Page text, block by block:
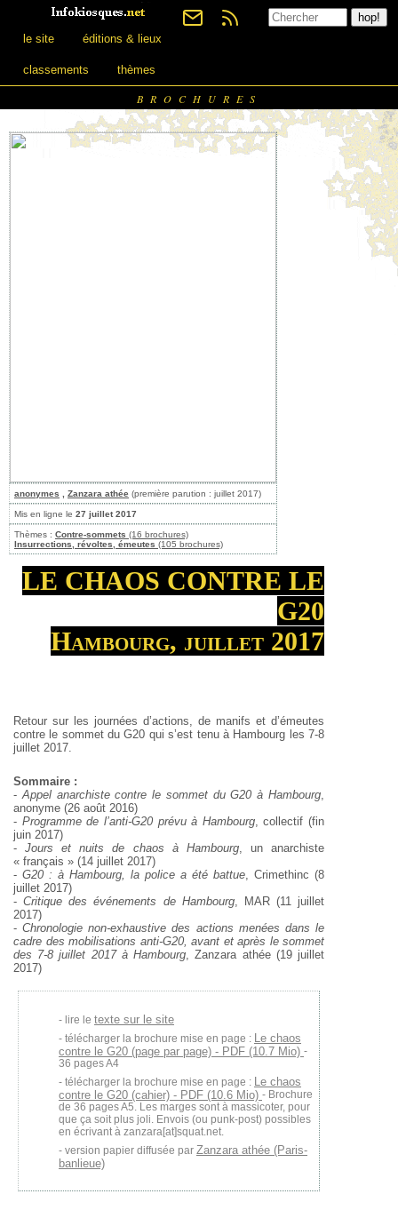
le site éditions & lieux
classements thèmes
BROCHURES
anonymes Zanzara athée (première parution : juillet 2017)
Mis en ligne le 27 juillet 2017
Thèmes : Contre-sommets (16 brochures)
Insurrections, révoltes, émeutes (105 brochures)
LE CHAOS CONTRE LE
G20
Hambourg, juillet 2017
Retour sur les journées d’actions, de manifs et d’émeutes
contre le sommet du G20 qui s’est tenu à Hambourg les 7-8
juillet 2017.
Sommaire :
-Appel anarchiste contre le sommet du G20 à Hambourg,
anonyme (26 août 2016)
- Programme de l’anti-G20 prévu à Hambourg, collectif (fin
juin 2017)
-Jours et nuits de chaos à Hambourg, un anarchiste
« français » (14 juillet 2017)
- G20 : à Hambourg, la police a été battue, Crimethinc (8
juillet 2017)
-Critique des événements de Hambourg, MAR (11 juillet
2017)
-Chronologie non-exhaustive des actions menées dans le
cadre des mobilisations anti-G20, avant et après le sommet
des 7-8 juillet 2017 à Hambourg, Zanzara athée (19 juillet
2017)
lire le texte sur le site
télécharger la brochure mise en page : Le chaos
contre le G20 (page par page) - PDF (10.7 Mio) -
36 pages A4
télécharger la brochure mise en page : Le chaos
contre le G20 (cahier) - PDF (10.6 Mio) - Brochure
de 36 pages A5. Les marges sont à massicoter, pour
que ça soit plus joli. Envois (ou punk-post) possibles
en écrivant à zanzara[at]squat.net.
version papier diffusée par Zanzara athée (Paris-
banlieue)